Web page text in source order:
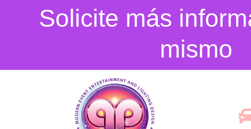
Solicite más
mismo